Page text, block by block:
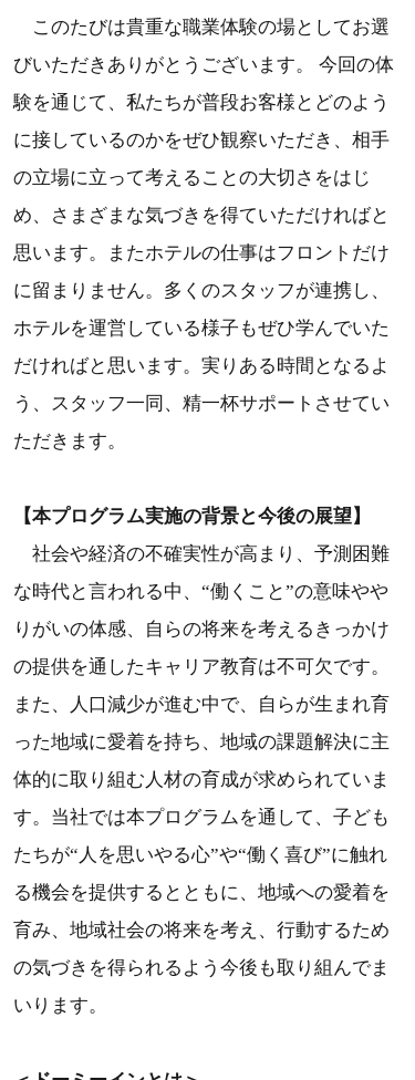
このたびは貴重な職業体験の場としてお選
びいただきありがとうございます。 今回の体
験を通じて、私たちが普段お客様とどのよう
に接しているのかをぜひ観察いただき、相手
の立場に立って考えることの大切さをはじ
め、さまざまな気づきを得ていただければと
思います。またホテルの仕事はフロントだけ
に留まりません。多くのスタッフが連携し、
ホテルを運営している様子もぜひ学んでいた
だければと思います。実りある時間となるよ
う、スタッフ一同、精一杯サポートさせてい
ただきます。
【本プログラム実施の背景と今後の展望】
社会や経済の不確実性が高まり、予測困難
な時代と言われる中、“働くこと”の意味やや
りがいの体感、自らの将来を考えるきっかけ
の提供を通したキャリア教育は不可欠です。
また、人口減少が進む中で、自らが生まれ育
った地域に愛着を持ち、地域の課題解決に主
体的に取り組む人材の育成が求められていま
す。当社では本プログラムを通して、子ども
たちが“人を思いやる心”や“働く喜び”に触れ
る機会を提供するとともに、地域への愛着を
育み、地域社会の将来を考え、行動するため
の気づきを得られるよう今後も取り組んでま
いります。